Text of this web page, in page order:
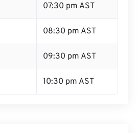
07:30 pm AST
08:30 pm AST
09:30 pm AST
10:30 pm AST